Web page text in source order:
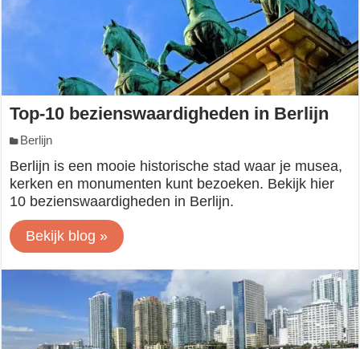
Top-10 bezienswaardigheden in Berlijn
Berlijn
Berlijn is een mooie historische stad waar je musea,
kerken en monumenten kunt bezoeken. Bekijk hier
10 bezienswaardigheden in Berlijn.
Bekijk blog »